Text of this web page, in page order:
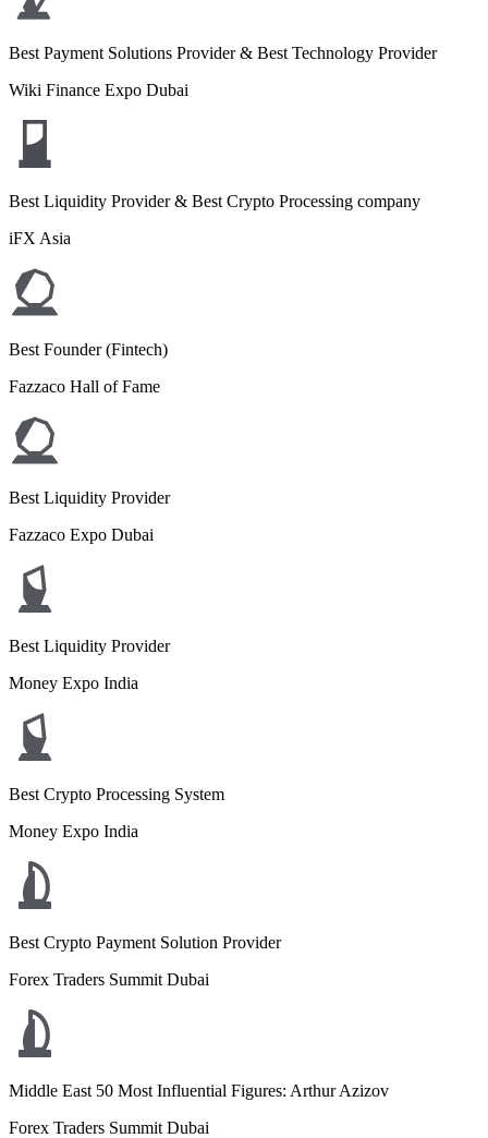
Best Payment Solutions Provider & Best Technology Provider
Wiki Finance Expo Dubai
Best Liquidity Provider & Best Crypto Processing company
iFX Asia
Best Founder (Fintech)
Fazzaco Hall of Fame
Best Liquidity Provider
Fazzaco Expo Dubai
Best Liquidity Provider
Money Expo India
Best Crypto Processing System
Money Expo India
Best Crypto Payment Solution Provider
Forex Traders Summit Dubai
Middle East 50 Most Influential Figures: Arthur Azizov
Forex Traders Summit Dubai